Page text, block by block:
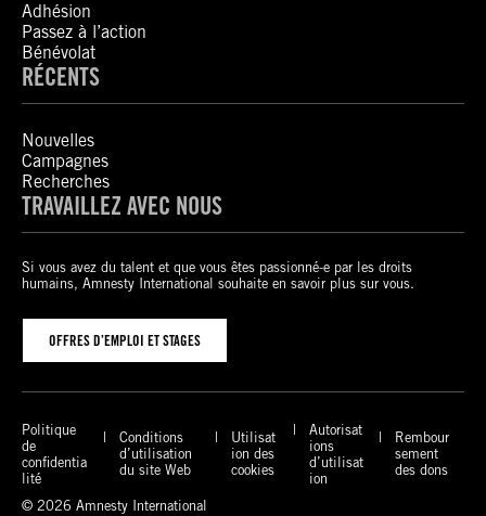
Adhésion
Passez à l’action
Bénévolat
RÉCENTS
Nouvelles
Campagnes
Recherches
TRAVAILLEZ AVEC NOUS
Si vous avez du talent et que vous êtes passionné-e par les droits
humains, Amnesty International souhaite en savoir plus sur vous.
OFFRES D’EMPLOI ET STAGES
Politique
de
confidentia
lité
Conditions
d’utilisation
du site Web
Utilisat
ion des
cookies
Autorisat
ions
d’utilisat
ion
Rembour
sement
des dons
© 2026 Amnesty International